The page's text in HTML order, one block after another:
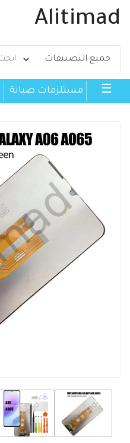
Alitimad
☰ مستلزمات صيانة